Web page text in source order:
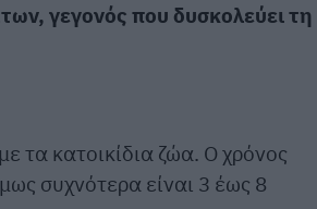
γεγονός που δυσκολεύει τη
τα κατοικίδια ζώα. Ο χρόνος
συχνότερα είναι 3 έως 8